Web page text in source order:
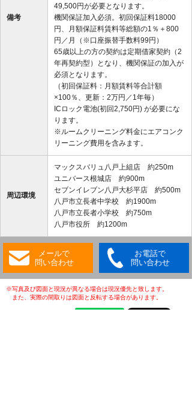
備考
49,500円が必要となります。
機関保証加入必須。初回保証料18000
円、月額保証料賃料等総額の1％＋800
円／月（※口座振替手数料99円）
65歳以上の方の契約は定期借家契約（2
年再契約型）となり、機関保証の加入が
必須となります。
（初回保証料：月額賃料等合計額
×100％、更新：2万円／1年毎）
ICロック電池(初回2,750円) が必要にな
ります。
※ルームクリーニング料金にエアコンク
リーニング費用を含みます。
周辺環境
マックスバリュ八戸上組店 約250m
ユニバース根城店 約900m
セブンイレブン八戸大杉平店 約500m
八戸市立長者中学校 約1900m
八戸市立長者小学校 約750m
八戸市役所 約1200m
メールで
問い合わせ
お電話で
問い合わせ
※写真及び図面と現況が異なる場合は現況優先と致します。
また、実際の間取りは図面と反転する場合があります。